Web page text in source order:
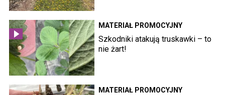
MATERIAŁ PROMOCYJNY
Szkodniki atakują truskawki – to
nie żart!
MATERIAŁ PROMOCYJNY